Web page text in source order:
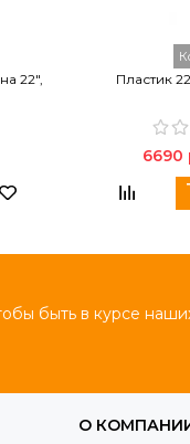
22", Пластик
6690
быть в курсе
О